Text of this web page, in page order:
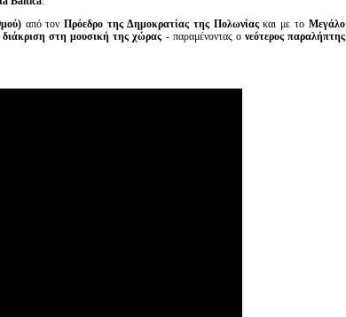
από τονΠρόεδρο της Δημοκρατίας της Πολωνίαςκαι με τοΜεγάλο
διάκριση στη μουσική της χώρας - παραμένοντας ο νεότερος παραλήπτης